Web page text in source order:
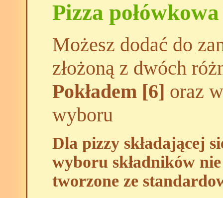
Pizza połówkowa
Możesz dodać do
złożoną z dwóch
Pokładem [6] oraz
wyboru
Dla pizzy składającej
wyboru składników
tworzone ze